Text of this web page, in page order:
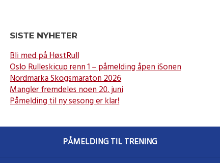
SISTE NYHETER
Bli med på HøstRull
Oslo Rulleskicup renn 1 – påmelding åpen iSonen
Nordmarka Skogsmaraton 2026
Mangler fremdeles noen 20. juni
Påmelding til ny sesong er klar!
PÅMELDING TIL TRENING